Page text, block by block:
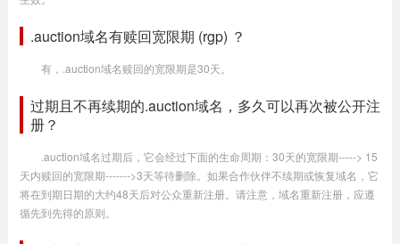
.auction域名有赎回宽限期 (rgp) ？
有，.auction域名赎回的宽限期是30天。
过期且不再续期的.auction域名，多久可以再次被公开注
册？
.auction域名过期后，它会经过下面的生命周期：30天的宽限期-----> 15
天内赎回的宽限期------->3天等待删除。如果合作伙伴不续期或恢复域名，它
将在到期日期的大约48天后对公众重新注册。请注意，域名重新注册，应遵
循先到先得的原则。